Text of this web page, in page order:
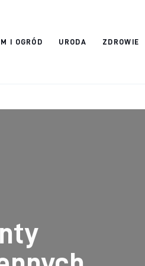
I OGRÓD URODA ZDROWIE